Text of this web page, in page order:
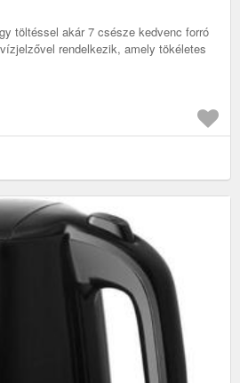
töltéssel akár 7 csésze kedvenc forró
rendelkezik, amely tökéletes